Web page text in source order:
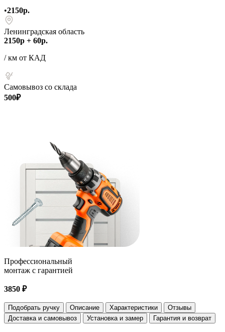
•2150р.
Ленинградская область
2150р + 60р.
/ км от КАД
Самовывоз со склада
500₽
Профессиональный
монтаж с гарантией
3850 ₽
Подобрать ручку Описание Характеристики
Отзывы
Доставка и самовывоз
Установка и замер Гарантия и возврат